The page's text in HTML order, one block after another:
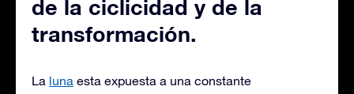
de la ciclicidad y de la
transformación.
La luna esta expuesta a una constante